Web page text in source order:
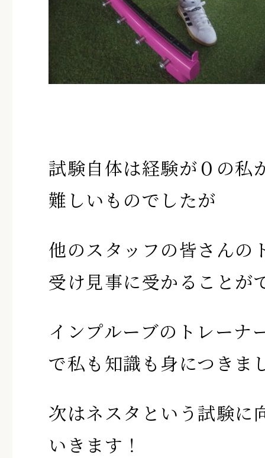
試験自体は経験が０の私
難しいものでしたが
他のスタッフの皆さんの
受け見事に受かることが
インプルーブのトレーナ
で私も知識も身につきま
次はネスタという試験に
いきます！